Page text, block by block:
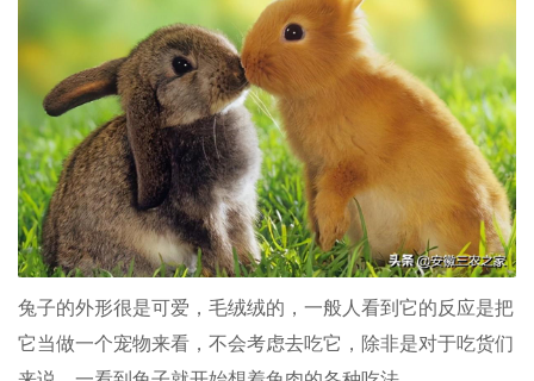
兔子的外形很是可爱，毛绒绒的，一般人看到它的反应是把
它当做一个宠物来看，不会考虑去吃它，除非是对于吃货们